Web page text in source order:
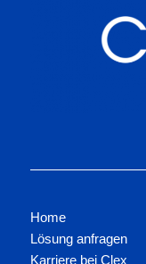
Home
Lösung anfragen
Karriere bei Clex